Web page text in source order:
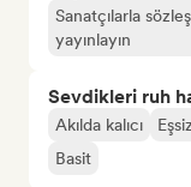
Sanatçılarla
yayınlayın
Sevdikleri ruh
Akılda kalıcı Eşsiz
Basit